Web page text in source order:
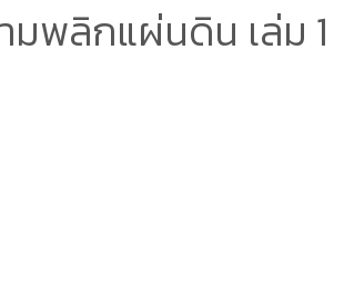
มพลิกแผ่นดิน เล่ม 1